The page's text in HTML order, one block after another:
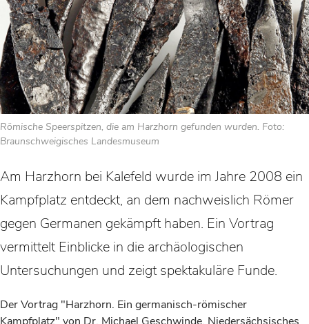
Römische Speerspitzen, die am Harzhorn gefunden wurden. Foto:
Braunschweigisches Landesmuseum
Am Harzhorn bei Kalefeld wurde im Jahre 2008 ein
Kampfplatz entdeckt, an dem nachweislich Römer
gegen Germanen gekämpft haben. Ein Vortrag
vermittelt Einblicke in die archäologischen
Untersuchungen und zeigt spektakuläre Funde.
Der Vortrag "Harzhorn. Ein germanisch-römischer